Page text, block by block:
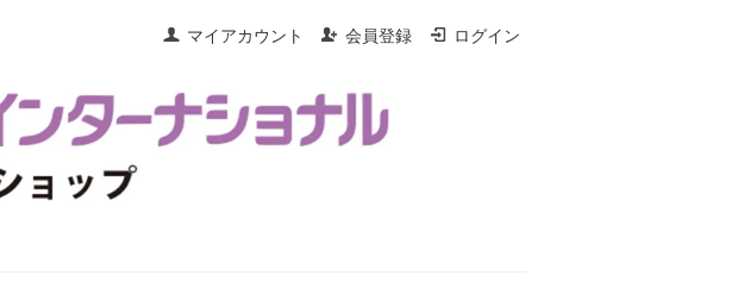
マイアカウント 会員登録 ログイン